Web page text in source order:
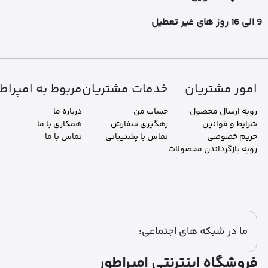
9 الی 16 روز های غیر تعطیل
امور مشتریان
رویه ارسال محصول
شرایط و قوانین
حریم خصوصی
رویه بازگرداندن محصولات
خدمات مشتریان
حساب من
رهگیری سفارش
تماس با پشتیبانی
مربوط به
درباره ما
همکاری با ما
تماس با ما
ما در شبکه های اجتماعی:
فروشگاه اینترنتی امپراطور